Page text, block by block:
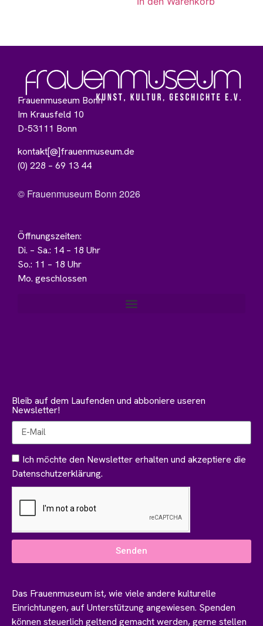
Frauenmuseum Bonn
Im Krausfeld 10
D-53111 Bonn
kontakt[@]frauenmuseum.de
(0) 228 – 69 13 44
© Frauenmuseum Bonn 2026
Öffnungszeiten:
Di. – Sa.: 14 – 18 Uhr
So.: 11 – 18 Uhr
Mo. geschlossen
Bleib auf dem Laufenden und abboniere useren
Newsletter!
Ich möchte den Newsletter erhalten und akzeptiere die
Datenschutzerklärung.
Senden
Das Frauenmuseum ist, wie viele andere kulturelle
Einrichtungen, auf Unterstützung angewiesen. Spenden
können steuerlich geltend gemacht werden, gerne stellen